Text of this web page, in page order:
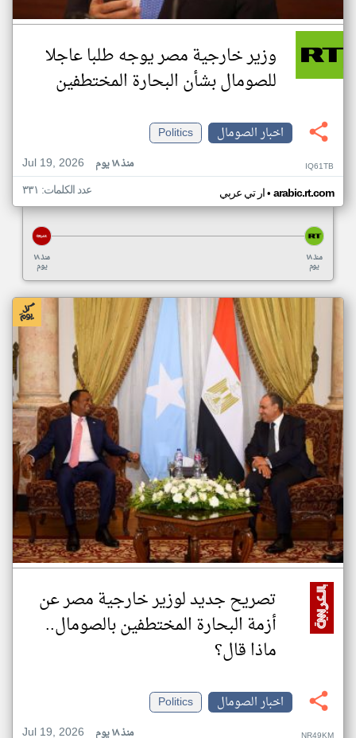
وزير خارجية مصر يوجه طلبا عاجلا
للصومال بشأن البحارة المختطفين
اخبار الصومال
Politics
Jul 19, 2026
منذ ١٨ يوم IQ61TB
ار تي عربي• arabic.rt.com عدد الكلمات: ٣٣١
منذ ١٨
يوم
منذ ١٨
يوم
تصريح جديد لوزير خارجية مصر عن
أزمة البحارة المختطفين بالصومال..
ماذا قال؟
اخبار الصومال
Politics
Jul 19, 2026
منذ ١٨ يوم